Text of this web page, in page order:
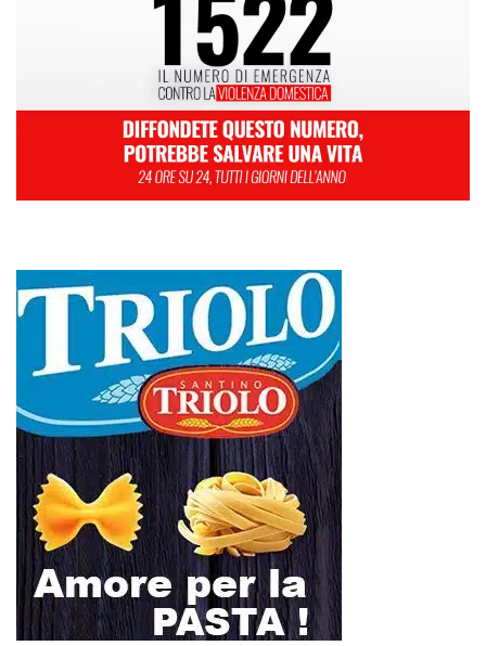
L M M G V
1 2
5 6 7 8 9
12 13 14 15 16
19 20 21 22 23
26 27 28 29 30